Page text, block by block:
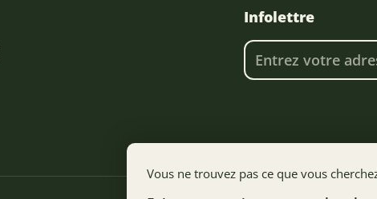
Infolettre
Vous ne trouvez pas ce que vous